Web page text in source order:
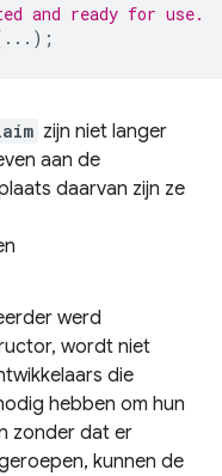
and ready for use.
zijn niet langer
aan de
daarvan zijn ze
werd
wordt niet
die
hebben om hun
zonder dat er
kunnen de